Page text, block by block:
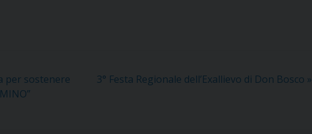
per sostenere
3° Festa Regionale dell’Exallievo di Don Bosco »